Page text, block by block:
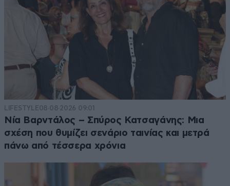
LIFESTYLE08·08·2026 09:01
Νία Βαρντάλος – Σπύρος Κατσαγάνης: Μια
σχέση που θυμίζει σενάριο ταινίας και μετρά
πάνω από τέσσερα χρόνια